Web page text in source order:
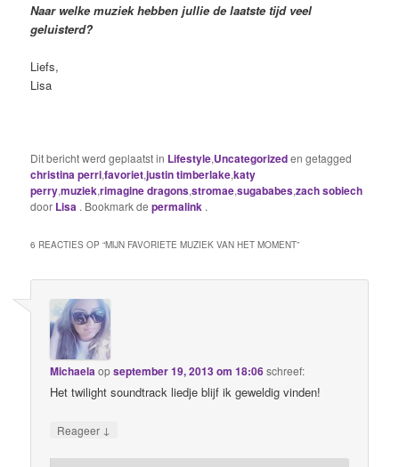
Naar welke muziek hebben jullie de laatste tijd veel
geluisterd?
Liefs,
Lisa
Dit bericht werd geplaatst in Lifestyle,Uncategorizeden getagged
christina perri,favoriet,justin timberlake,katy
perry,muziek,rimagine dragons,stromae,sugababes,zach sobiech
door Lisa . Bookmark depermalink .
6 REACTIES OP “MIJN FAVORIETE MUZIEK VAN HET MOMENT”
Michaelaopseptember 19, 2013 om 18:06schreef:
Het twilight soundtrack liedje blijf ik geweldig vinden!
Reageer ↓